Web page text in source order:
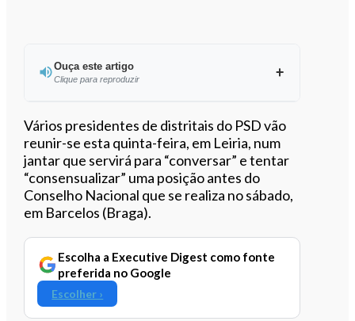
Ouça este artigo
Clique para reproduzir
Ouvir este artigo
Vários presidentes de distritais do PSD vão
reunir-se esta quinta-feira, em Leiria, num
jantar que servirá para “conversar” e tentar
“consensualizar” uma posição antes do
Conselho Nacional que se realiza no sábado,
em Barcelos (Braga).
Escolha a Executive Digest como fonte
preferida no Google
Escolher ›